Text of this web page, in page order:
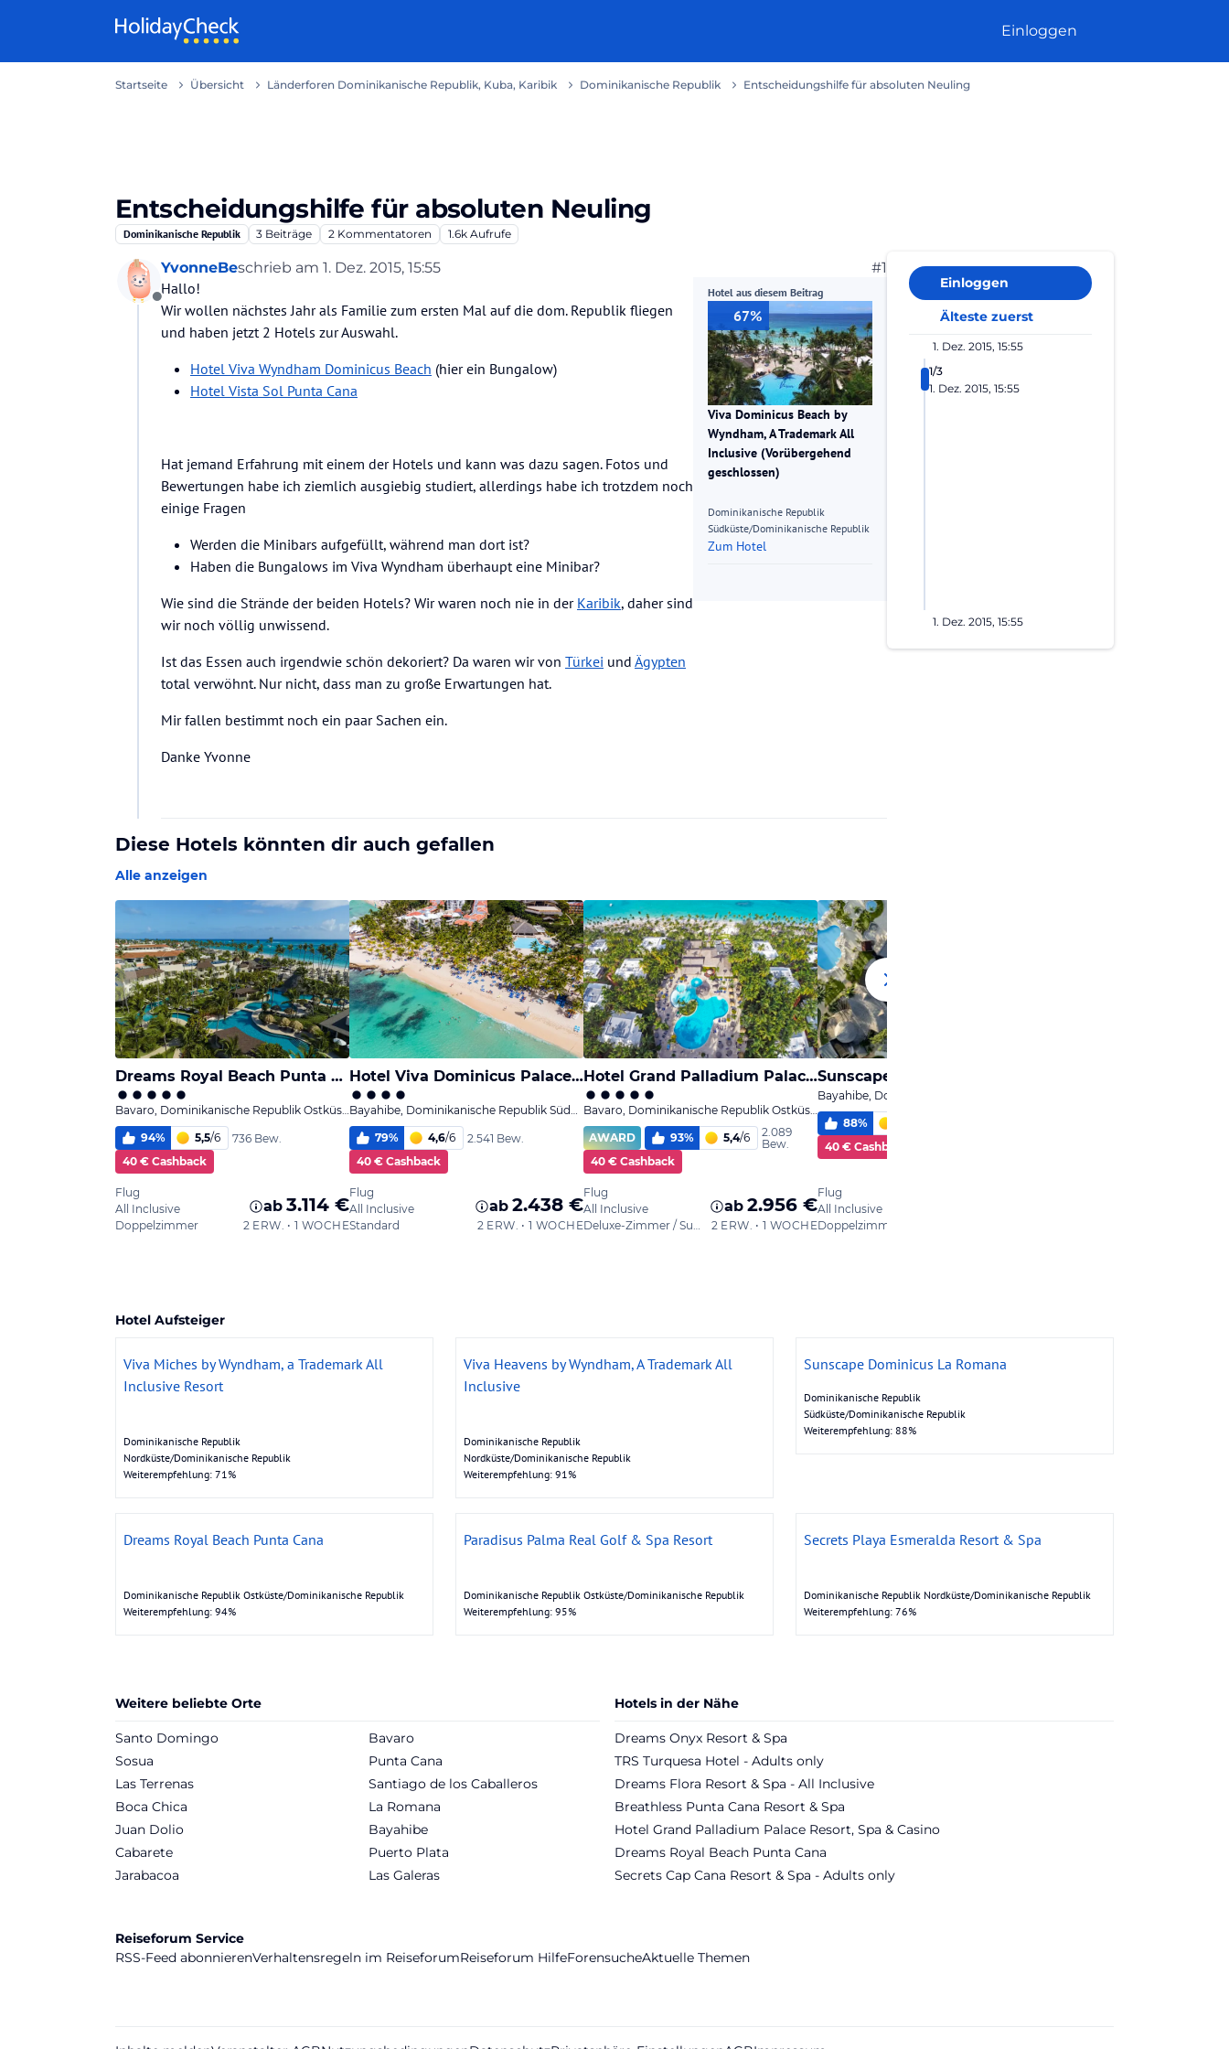
Einloggen
Startseite Übersicht Länderforen Dominikanische Republik, Kuba, Karibik Dominikanische Republik Entscheidungshilfe für absoluten Neuling
Entscheidungshilfe für absoluten Neuling
Dominikanische Republik 3 Beiträge 2 Kommentatoren 1.6k Aufrufe
Offline
YvonneBeschrieb am 1. Dez. 2015, 15:55
zuletzt editiert von #1
Hallo!
Wir wollen nächstes Jahr als Familie zum ersten Mal auf die dom. Republik fliegen
und haben jetzt 2 Hotels zur Auswahl.
Hotel Viva Wyndham Dominicus Beach (hier ein Bungalow)
Hotel Vista Sol Punta Cana
Hat jemand Erfahrung mit einem der Hotels und kann was dazu sagen. Fotos und
Bewertungen habe ich ziemlich ausgiebig studiert, allerdings habe ich trotzdem noch
einige Fragen
Werden die Minibars aufgefüllt, während man dort ist?
Haben die Bungalows im Viva Wyndham überhaupt eine Minibar?
Wie sind die Strände der beiden Hotels? Wir waren noch nie in der Karibik, daher sind
wir noch völlig unwissend.
Ist das Essen auch irgendwie schön dekoriert? Da waren wir von Türkei und Ägypten
total verwöhnt. Nur nicht, dass man zu große Erwartungen hat.
Mir fallen bestimmt noch ein paar Sachen ein.
Danke Yvonne
Hotel aus diesem Beitrag
67%
Viva Dominicus Beach by
Wyndham, A Trademark All
Inclusive (Vorübergehend
geschlossen)
Dominikanische Republik
Südküste/Dominikanische Republik
Zum Hotel
Einloggen
Älteste zuerst
1. Dez. 2015, 15:55
1/3
1. Dez. 2015, 15:55
1. Dez. 2015, 15:55
Hotel Aufsteiger
Viva Miches by Wyndham, a Trademark All
Inclusive Resort
Dominikanische Republik
Nordküste/Dominikanische Republik
Weiterempfehlung: 71%
Viva Heavens by Wyndham, A Trademark All
Inclusive
Dominikanische Republik
Nordküste/Dominikanische Republik
Weiterempfehlung: 91%
Sunscape Dominicus La Romana
Dominikanische Republik
Südküste/Dominikanische Republik
Weiterempfehlung: 88%
Dreams Royal Beach Punta Cana
Dominikanische Republik Ostküste/Dominikanische Republik
Weiterempfehlung: 94%
Paradisus Palma Real Golf & Spa Resort
Dominikanische Republik Ostküste/Dominikanische Republik
Weiterempfehlung: 95%
Secrets Playa Esmeralda Resort & Spa
Dominikanische Republik Nordküste/Dominikanische Republik
Weiterempfehlung: 76%
Weitere beliebte Orte
Santo Domingo
Bavaro
Sosua
Punta Cana
Las Terrenas
Santiago de los Caballeros
Boca Chica
La Romana
Juan Dolio
Bayahibe
Cabarete
Puerto Plata
Jarabacoa
Las Galeras
Hotels in der Nähe
Dreams Onyx Resort & Spa
TRS Turquesa Hotel - Adults only
Dreams Flora Resort & Spa - All Inclusive
Breathless Punta Cana Resort & Spa
Hotel Grand Palladium Palace Resort, Spa & Casino
Dreams Royal Beach Punta Cana
Secrets Cap Cana Resort & Spa - Adults only
Reiseforum Service
RSS-Feed abonnierenVerhaltensregeln im ReiseforumReiseforum HilfeForensucheAktuelle Themen